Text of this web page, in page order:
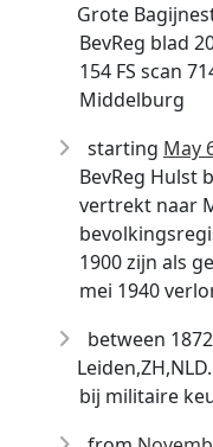
Grote
BevReg blad
154 FS scan
Middelburg
starting May
BevReg Hulst
vertrekt naar
1900 zijn als
mei 1940
between
Leiden,ZH,NLD.
bij militaire